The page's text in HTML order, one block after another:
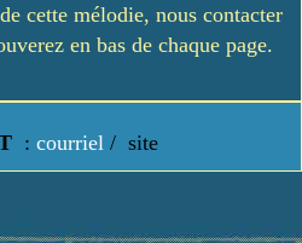
cette mélodie, nous contacter
en bas de chaque page.
: courriel / site